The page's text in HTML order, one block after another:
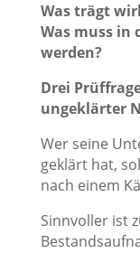
Was trägt
Was muss in
werden?
Drei
ungeklärter
Wer seine
geklärt hat,
nach einem
Sinnvoller ist